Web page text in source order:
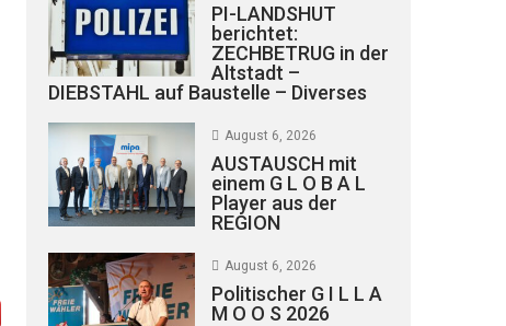
PI-LANDSHUT
berichtet:
ZECHBETRUG in der
Altstadt –
DIEBSTAHL auf Baustelle – Diverses
August 6, 2026
AUSTAUSCH mit
einem G L O B A L
Player aus der
REGION
August 6, 2026
Politischer G I L L A
M O O S 2026